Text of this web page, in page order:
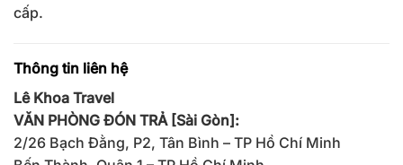
cấp.
Thông tin liên hệ
Lê Khoa Travel
VĂN PHÒNG ĐÓN TRẢ [Sài Gòn]:
2/26 Bạch Đằng, P2, Tân Bình – TP Hồ Chí Minh